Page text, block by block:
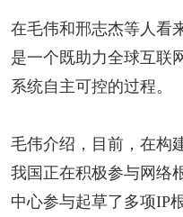
在毛伟和邢志杰等人看
是一个既助力全球互联
系统自主可控的过程。
毛伟介绍，目前，在构
我国正在积极参与网络
中心参与起草了多项IP